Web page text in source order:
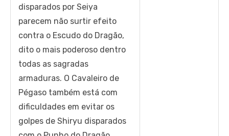
disparados por Seiya
parecem não surtir efeito
contra o Escudo do Dragão,
dito o mais poderoso dentro
todas as sagradas
armaduras. O Cavaleiro de
Pégaso também está com
dificuldades em evitar os
golpes de Shiryu disparados